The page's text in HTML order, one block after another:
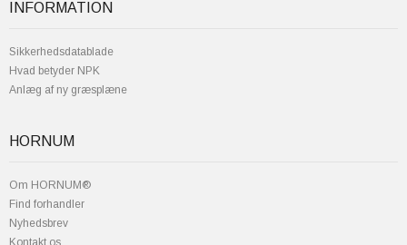
INFORMATION
Sikkerhedsdatablade
Hvad betyder NPK
Anlæg af ny græsplæne
HORNUM
Om HORNUM®
Find forhandler
Nyhedsbrev
Kontakt os